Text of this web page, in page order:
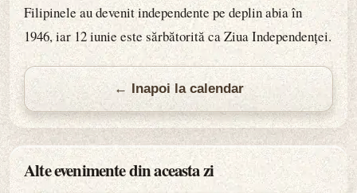
Filipinele au devenit independente pe deplin abia în
1946, iar 12 iunie este sărbătorită ca Ziua Independenței.
← Inapoi la calendar
Alte evenimente din aceasta zi